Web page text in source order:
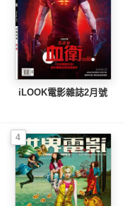
iLOOK電影雜誌2月號
4